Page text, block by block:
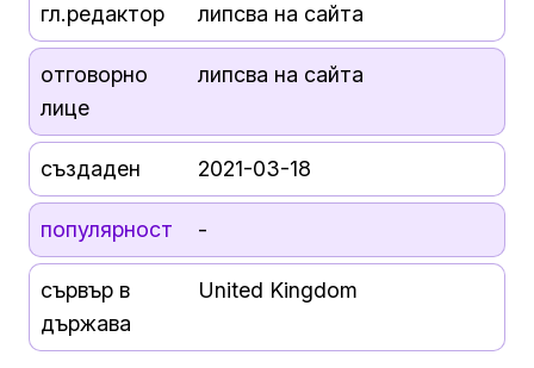
гл.редактор липсва на сайта
отговорно
лице
липсва на сайта
създаден 2021-03-18
популярност -
сървър в
държава
United Kingdom